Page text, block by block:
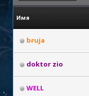
Имя
bruja
doktor zio
WELL